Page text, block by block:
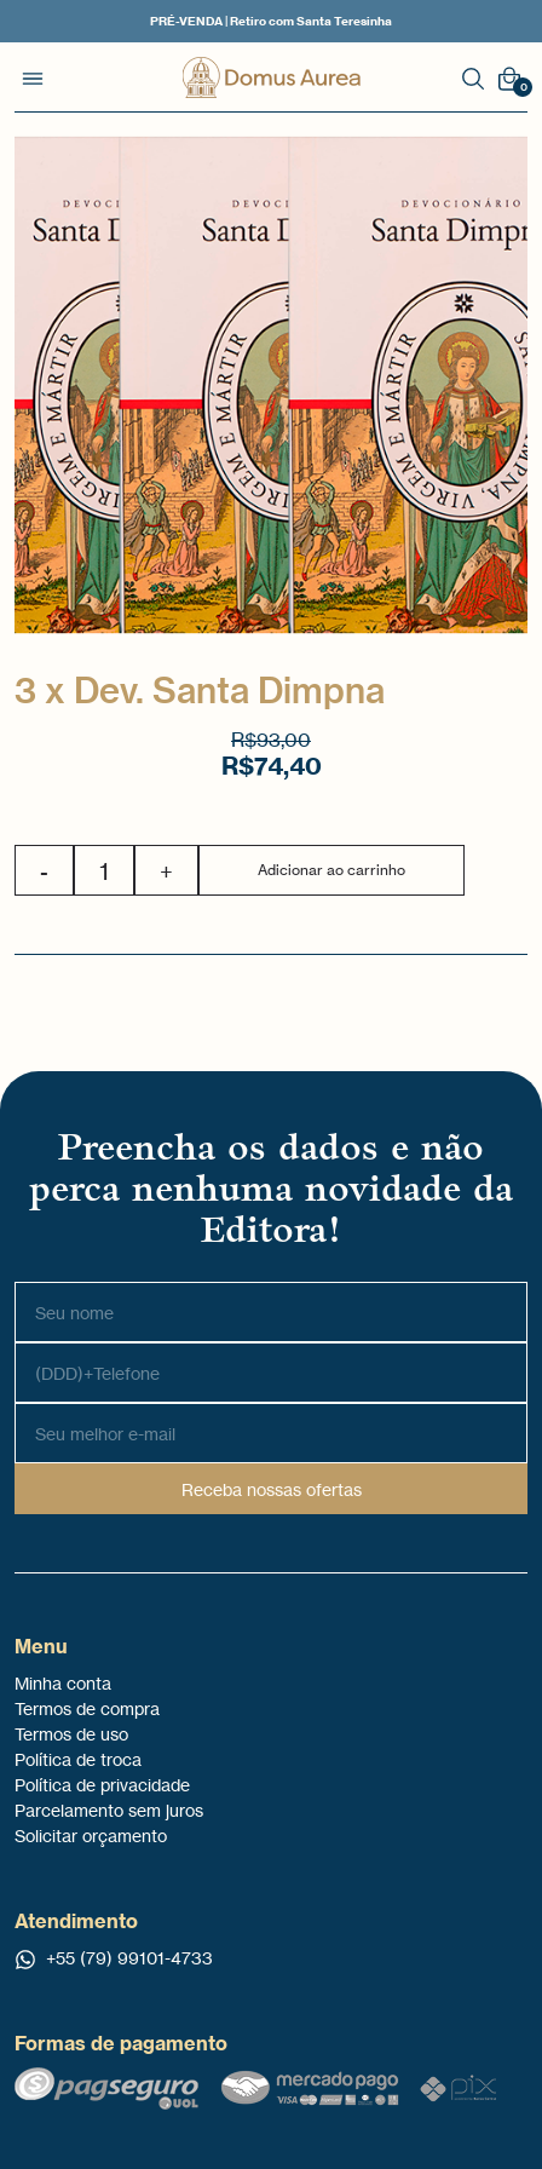
PRÉ-VENDA | Retiro com Santa Teresinha
0
3 x Dev. Santa Dimpna
R$93,00
R$74,40
- + Adicionar ao carrinho
Preencha os dados e não
perca nenhuma novidade da
Editora!
Receba nossas ofertas
Menu
Minha conta
Termos de compra
Termos de uso
Política de troca
Política de privacidade
Parcelamento sem juros
Solicitar orçamento
Atendimento
+55 (79) 99101-4733
Formas de pagamento